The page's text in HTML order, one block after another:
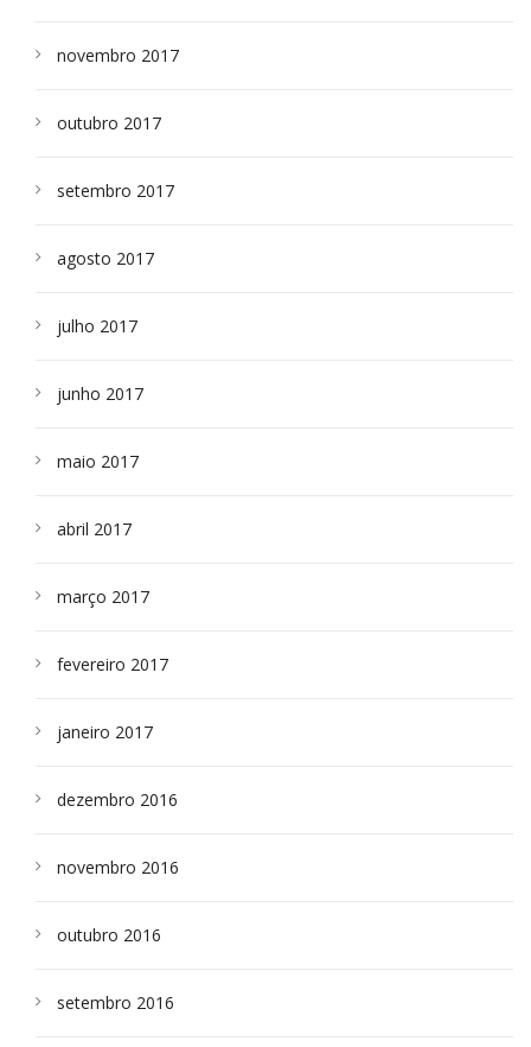
novembro 2017
outubro 2017
setembro 2017
agosto 2017
julho 2017
junho 2017
maio 2017
abril 2017
março 2017
fevereiro 2017
janeiro 2017
dezembro 2016
novembro 2016
outubro 2016
setembro 2016